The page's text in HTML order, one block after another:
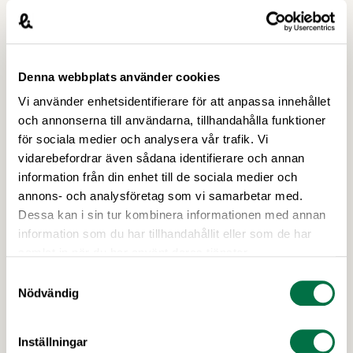
Denna webbplats använder cookies
Vi använder enhetsidentifierare för att anpassa innehållet
och annonserna till användarna, tillhandahålla funktioner
för sociala medier och analysera vår trafik. Vi
vidarebefordrar även sådana identifierare och annan
information från din enhet till de sociala medier och
annons- och analysföretag som vi samarbetar med.
Dessa kan i sin tur kombinera informationen med annan
information som du har tillhandahållit eller som de har
Nödvändig
Inställningar
anledning av detta vill vi påminna om den
bedömning av tillämpningen av direktivet som vi
publicerade i april i år. Konsumentmaktsdirektivet
för konsumenter att fatta hållbara och …
Livsmedelsföretagen
fyller 10 år. Därför vill vi – Prevent och parterna